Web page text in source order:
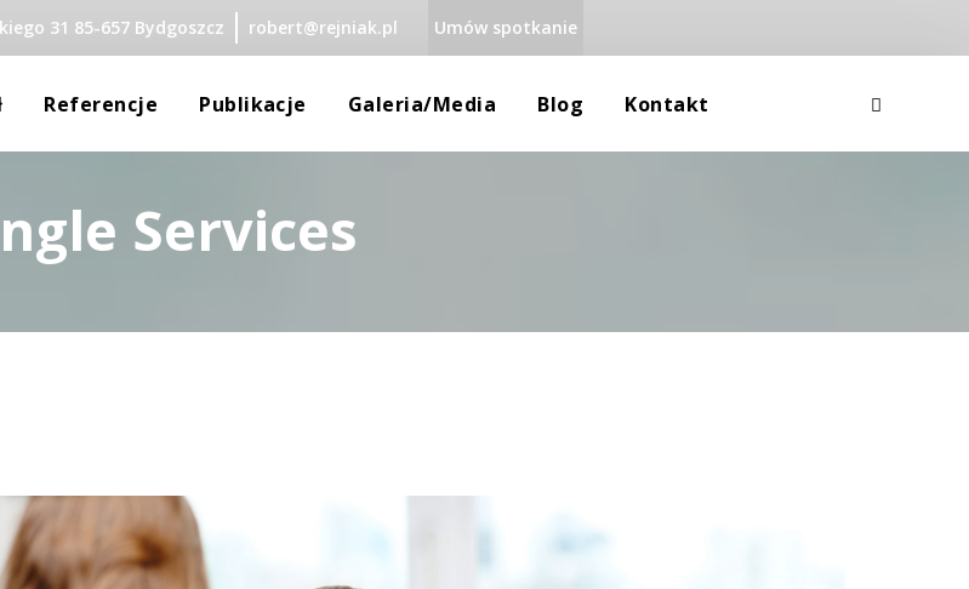
31 85-657 Bydgoszcz robert@rejniak.pl Umów spotkanie
Referencje Publikacje Galeria/media Blog
Równowaga Psychiczna
Kontakt
RODO
Service